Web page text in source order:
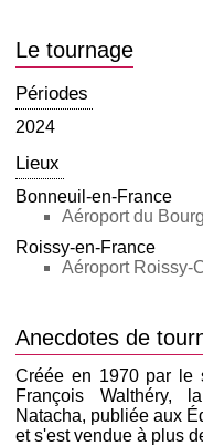
Le tournage
Périodes
2024
Lieux
Bonneuil-en-France
Aéroport du
Roissy-en-France
Aéroport Roissy-
Anecdotes de
Créée en 1970 par le
François Walthéry,
Natacha, publiée aux
et s'est vendue à plus